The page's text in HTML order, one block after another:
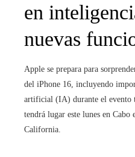
en
nuevas
Apple se prepara para
del iPhone 16, incluyendo
artificial (IA) durante el evento
tendrá lugar este lunes en Cabo
California.